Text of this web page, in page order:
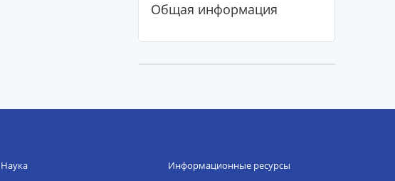
Общая информация
Наука Информационные ресурсы